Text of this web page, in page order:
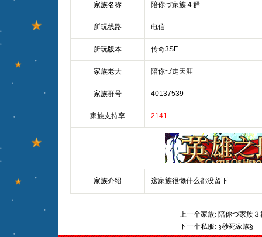
家族名称 陪你づ家族４群
所玩线路 电信
所玩版本 传奇3SF
家族老大 陪你づ走天涯
家族群号 40137539
家族支持率 2141
家族介绍 这家族很懒什么都没留下
上一个家族: 陪你づ家族３
下一个私服: §秒死家族§